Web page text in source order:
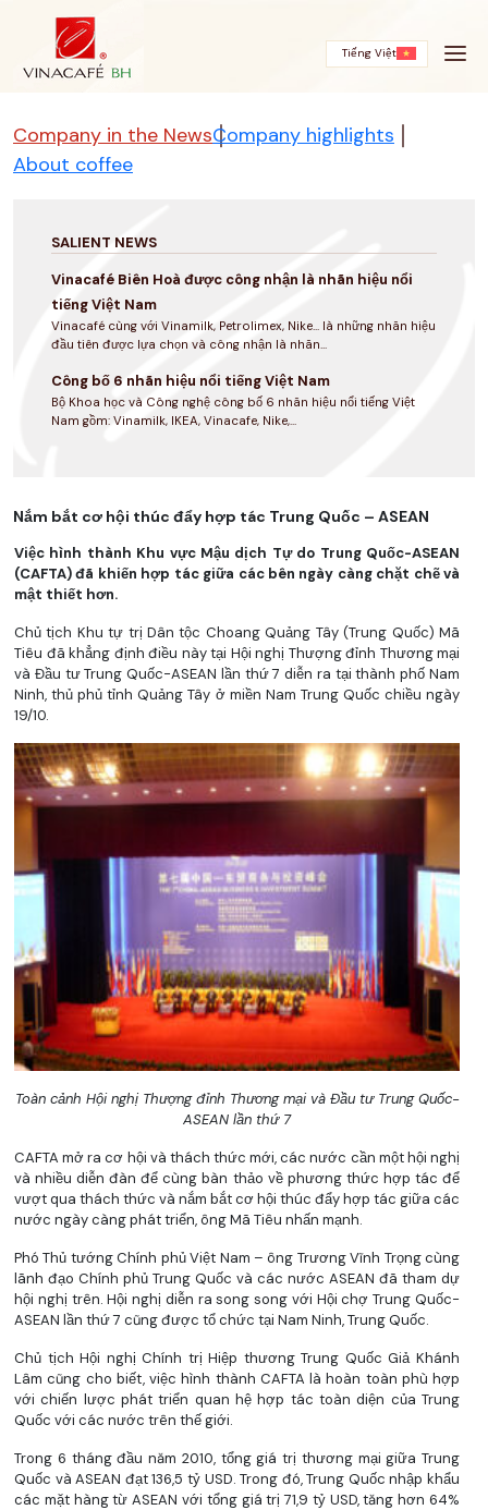
Tiếng Việt
Company in the NewsCompany highlights
About coffee
SALIENT NEWS
Vinacafé Biên Hoà được công nhận là nhãn hiệu nổi
tiếng Việt Nam
Vinacafé cùng với Vinamilk, Petrolimex, Nike... là những nhãn hiệu
đầu tiên được lựa chọn và công nhận là nhãn...
Công bố 6 nhãn hiệu nổi tiếng Việt Nam
Bộ Khoa học và Công nghệ công bố 6 nhãn hiệu nổi tiếng Việt
Nam gồm: Vinamilk, IKEA, Vinacafe, Nike,...
Nắm bắt cơ hội thúc đẩy hợp tác Trung Quốc – ASEAN
Việc hình thành Khu vực Mậu dịch Tự do Trung Quốc-ASEAN
(CAFTA) đã khiến hợp tác giữa các bên ngày càng chặt chẽ và
mật thiết hơn.
Chủ tịch Khu tự trị Dân tộc Choang Quảng Tây (Trung Quốc) Mã
Tiêu đã khẳng định điều này tại Hội nghị Thượng đỉnh Thương mại
và Đầu tư Trung Quốc-ASEAN lần thứ 7 diễn ra tại thành phố Nam
Ninh, thủ phủ tỉnh Quảng Tây ở miền Nam Trung Quốc chiều ngày
19/10.
Toàn cảnh Hội nghị Thượng đỉnh Thương mại và Đầu tư Trung Quốc-
ASEAN lần thứ 7
CAFTA mở ra cơ hội và thách thức mới, các nước cần một hội nghị
và nhiều diễn đàn để cùng bàn thảo về phương thức hợp tác để
vượt qua thách thức và nắm bắt cơ hội thúc đẩy hợp tác giữa các
nước ngày càng phát triển, ông Mã Tiêu nhấn mạnh.
Phó Thủ tướng Chính phủ Việt Nam – ông Trương Vĩnh Trọng cùng
lãnh đạo Chính phủ Trung Quốc và các nước ASEAN đã tham dự
hội nghị trên. Hội nghị diễn ra song song với Hội chợ Trung Quốc-
ASEAN lần thứ 7 cũng được tổ chức tại Nam Ninh, Trung Quốc.
Chủ tịch Hội nghị Chính trị Hiệp thương Trung Quốc Giả Khánh
Lâm cũng cho biết, việc hình thành CAFTA là hoàn toàn phù hợp
với chiến lược phát triển quan hệ hợp tác toàn diện của Trung
Quốc với các nước trên thế giới.
Trong 6 tháng đầu năm 2010, tổng giá trị thương mại giữa Trung
Quốc và ASEAN đạt 136,5 tỷ USD. Trong đó, Trung Quốc nhập khẩu
các mặt hàng từ ASEAN với tổng giá trị 71,9 tỷ USD, tăng hơn 64%